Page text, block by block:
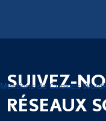
SUIVEZ-
RÉSEAUX
Mentions de Cookies